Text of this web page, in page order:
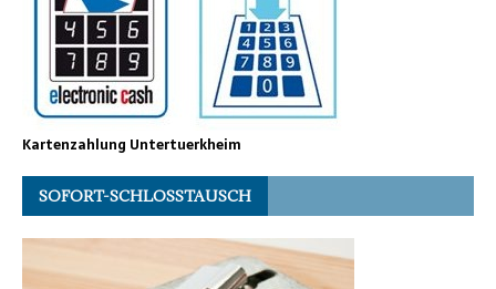
Kartenzahlung Untertuerkheim
SOFORT-SCHLOSSTAUSCH